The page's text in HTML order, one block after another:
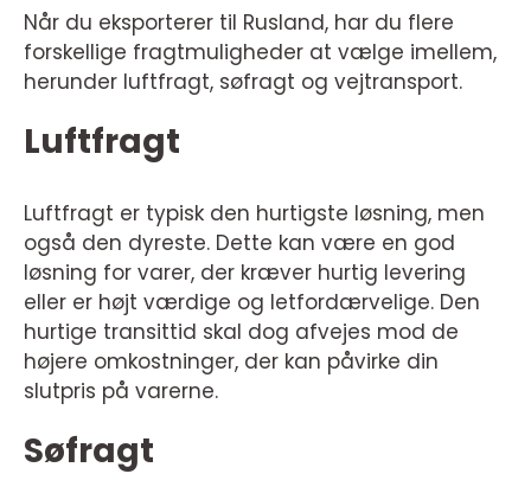
Når du eksporterer til Rusland, har du flere
forskellige fragtmuligheder at vælge imellem,
herunder luftfragt, søfragt og vejtransport.
Luftfragt
Luftfragt er typisk den hurtigste løsning, men
også den dyreste. Dette kan være en god
løsning for varer, der kræver hurtig levering
eller er højt værdige og letfordærvelige. Den
hurtige transittid skal dog afvejes mod de
højere omkostninger, der kan påvirke din
slutpris på varerne.
Søfragt